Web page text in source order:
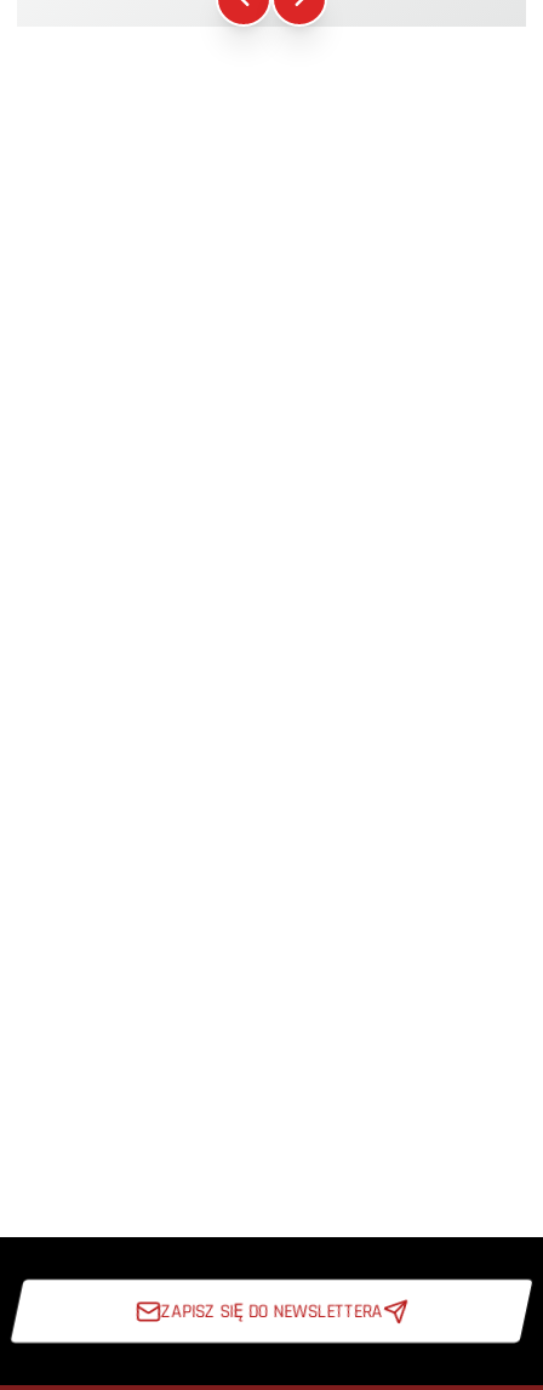
ZAPISZ SIĘ DO NEWSLETTERA